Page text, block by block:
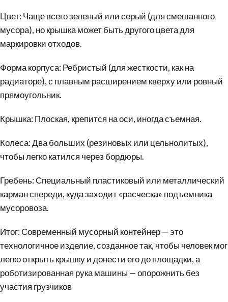
Цвет: Чаще всего зеленый или серый (для смешанного
мусора), но крышка может быть другого цвета для
маркировки отходов.
Форма корпуса: Ребристый (для жесткости, как на
радиаторе), с плавным расширением кверху или ровный
прямоугольник.
Крышка: Плоская, крепится на оси, иногда съемная.
Колеса: Два больших (резиновых или цельнолитых),
чтобы легко катился через бордюры.
Гребень: Специальный пластиковый или металлический
карман спереди, куда заходит «расческа» подъемника
мусоровоза.
Итог: Современный мусорный контейнер— это
технологичное изделие, созданное так, чтобы человек мог
легко открыть крышку и донести его до площадки, а
роботизированная рука машины — опорожнить без
участия грузчиков